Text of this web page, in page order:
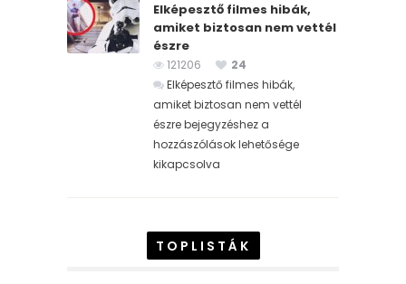
Elképesztő filmes hibák,
amiket biztosan nem vettél
észre
121206
24
Elképesztő filmes hibák,
amiket biztosan nem vettél
észre bejegyzéshez a
hozzászólások lehetősége
kikapcsolva
TOPLISTÁK